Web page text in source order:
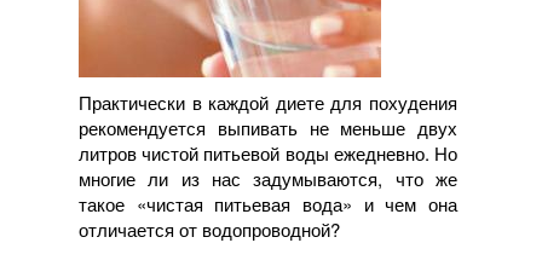
Практически в каждой диете для похудения
рекомендуется выпивать не меньше двух
литров чистой питьевой воды ежедневно. Но
многие ли из нас задумываются, что же
такое «чистая питьевая вода» и чем она
отличается от водопроводной?